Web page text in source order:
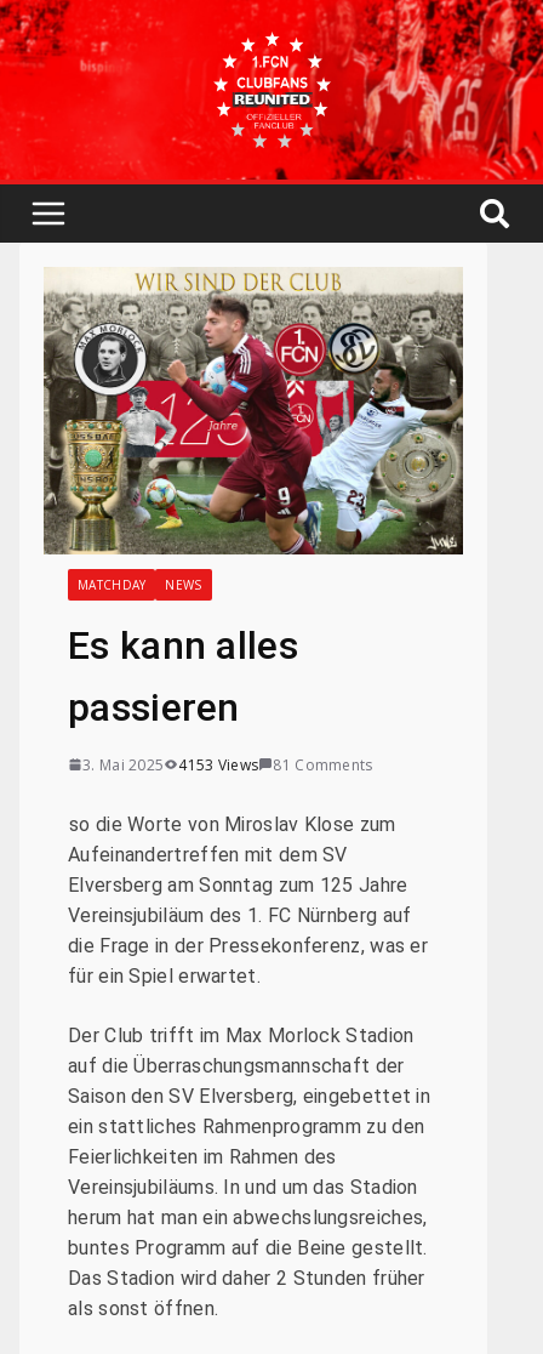
MATCHDAY NEWS
Es kann alles
passieren
3. Mai 2025 4153 Views 81 Comments
so die Worte von Miroslav Klose zum
Aufeinandertreffen mit dem SV
Elversberg am Sonntag zum 125 Jahre
Vereinsjubiläum des 1. FC Nürnberg auf
die Frage in der Pressekonferenz, was er
für ein Spiel erwartet.
Der Club trifft im Max Morlock Stadion
auf die Überraschungsmannschaft der
Saison den SV Elversberg, eingebettet in
ein stattliches Rahmenprogramm zu den
Feierlichkeiten im Rahmen des
Vereinsjubiläums. In und um das Stadion
herum hat man ein abwechslungsreiches,
buntes Programm auf die Beine gestellt.
Das Stadion wird daher 2 Stunden früher
als sonst öffnen.